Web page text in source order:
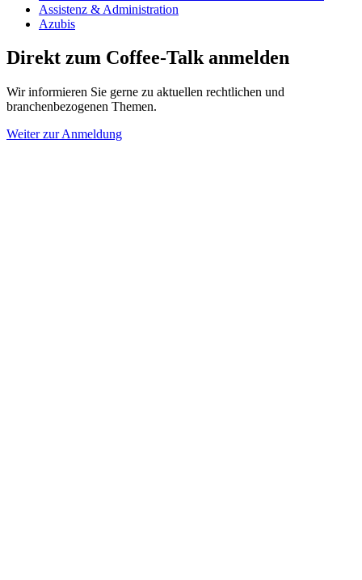
Assistenz & Administration
Azubis
Direkt zum Coffee-Talk anmelden
Wir informieren Sie gerne zu aktuellen rechtlichen und
branchenbezogenen Themen.
Weiter zur Anmeldung